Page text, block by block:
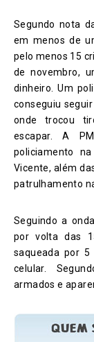
Segundo nota
em menos de
pelo menos 15
de novembro,
dinheiro. Um
conseguiu
onde trocou
escapar. A
policiamento
Vicente, além
patrulhamento
Seguindo a
por volta das
saqueada por 5
celular.
armados e